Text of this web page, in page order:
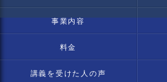
事業内容
料金
講義を受けた人の声